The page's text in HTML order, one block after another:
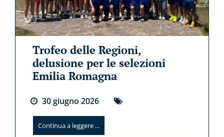
Trofeo delle Regioni,
delusione per le selezioni
Emilia Romagna
30giugno 2026
Continua a leggere ...